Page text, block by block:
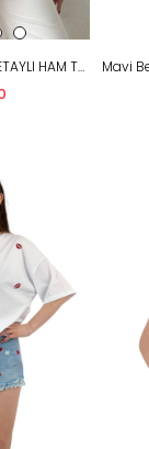
D 2743 İNCİ DANTEL DETAYLI HAM TİŞÖRT - HAM